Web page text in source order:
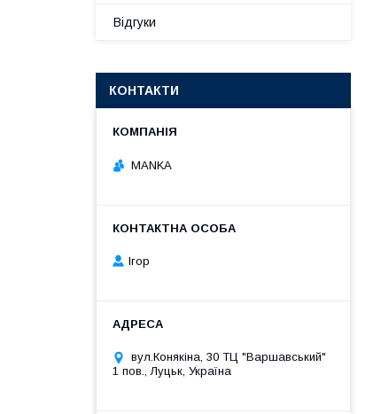
Відгуки
КОНТАКТИ
MANKA
Ігор
вул.Конякіна, 30 ТЦ "Варшавський"
1 пов., Луцьк, Україна